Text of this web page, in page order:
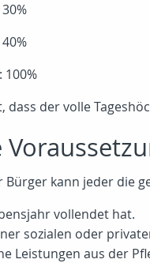
100%
dass der volle
Bürger kann jeder die
vollendet hat.
sozialen oder
Leistungen aus der